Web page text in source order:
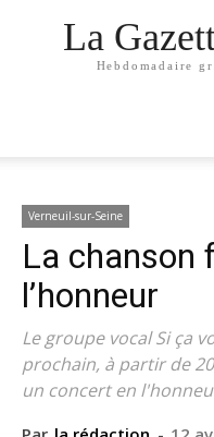
La
Hebdomadaire
Verneuil-sur-Seine
La chanson
l’honneur
Le groupe vocal Si ça
prochain, à partir de
un concert en